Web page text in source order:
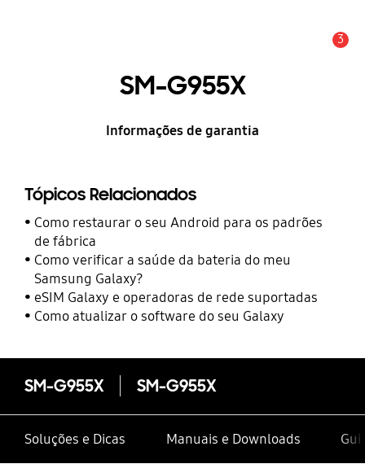
3
SM-G955X
Informações de garantia
Tópicos Relacionados
Como restaurar o seu Android para os padrões
de fábrica
Como verificar a saúde da bateria do meu
Samsung Galaxy?
eSIM Galaxy e operadoras de rede suportadas
Como atualizar o software do seu Galaxy
SM-G955X SM-G955X
Soluções e Dicas Manuais e Downloads